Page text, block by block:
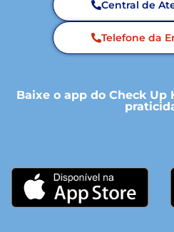
Central de
Telefone da
Baixe o app do Check